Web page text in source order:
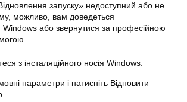
запуску» недоступний або не
можливо, вам доведеться
Windows або звернутися за професійною
з інсталяційного носія Windows.
параметри і натисніть Відновити